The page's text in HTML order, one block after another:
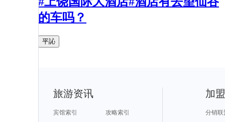
的车吗？
平訫
旅游资讯
宾馆索引
攻略索引
加
分销联